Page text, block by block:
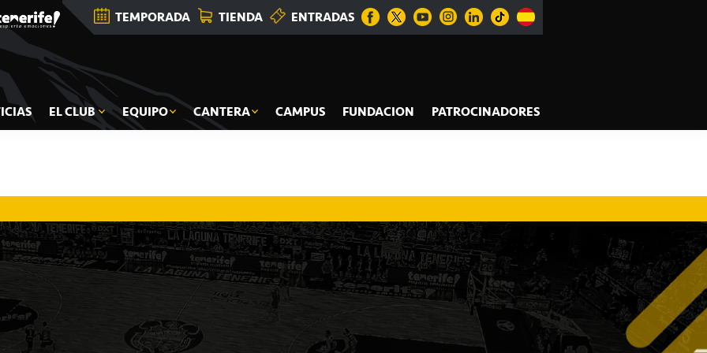
TEMPORADA TIENDA ENTRADAS
EL CLUB EQUIPO CANTERA CAMPUS FUNDACION
PATROCINADORES